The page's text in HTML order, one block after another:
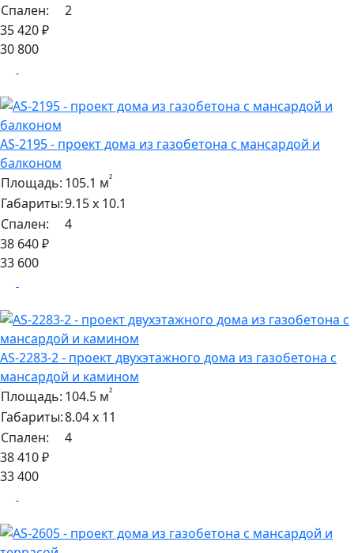
Спален:
2
35 420 ₽
30 800
AS-2195 - проект дома из газобетона с мансардой и
балконом
Площадь: 105.1 м²
Габариты:9.15 х 10.1
Спален:
4
38 640 ₽
33 600
AS-2283-2 - проект двухэтажного дома из газобетона с
мансардой и камином
Площадь: 104.5 м²
Габариты:8.04 х 11
Спален:
4
38 410 ₽
33 400